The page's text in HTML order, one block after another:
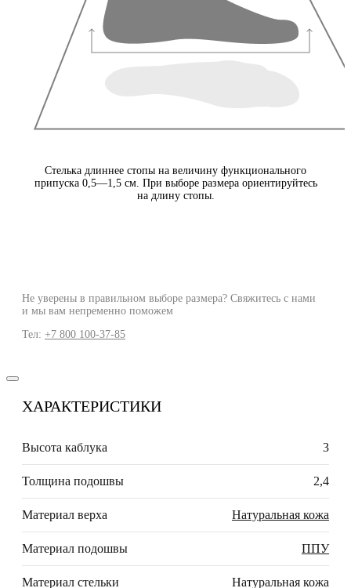
Стелька длиннее стопы на величину функционального
припуска 0,5—1,5 см. При выборе размера ориентируйтесь
на длину стопы.
Не уверены в правильном выборе размера? Свяжитесь с нами
и мы вам непременно поможем
Тел: +7 800 100-37-85
ХАРАКТЕРИСТИКИ
Высота каблука 3
Толщина подошвы 2,4
Материал верха Натуральная кожа
Материал подошвы ППУ
Материал стельки Натуральная кожа